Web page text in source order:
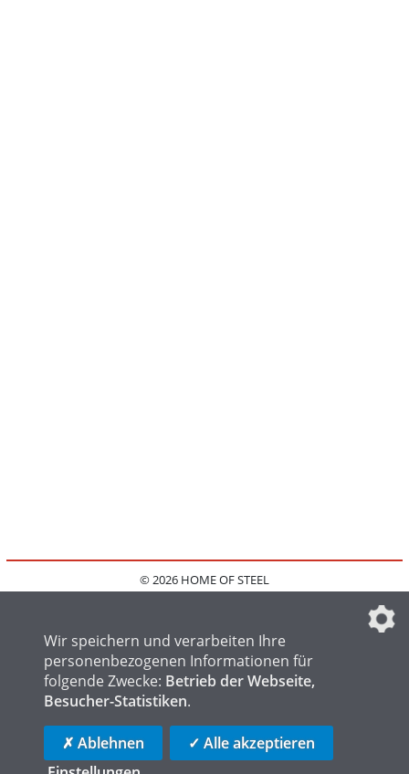
© 2026 HOME OF STEEL
IMPRESSUM
FAQ
DATENSCHUTZEINSTELLUNGEN
HOME OF LOGISTICS
Wir speichern und verarbeiten Ihre
personenbezogenen Informationen für
folgende Zwecke: Betrieb der Webseite,
Besucher-Statistiken.
✗ Ablehnen
✓ Alle akzeptieren